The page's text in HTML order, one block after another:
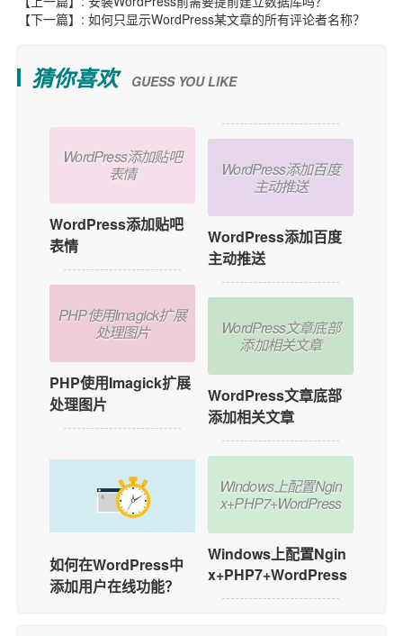
【下一篇】: 如何只显示WordPress某文章的所有评论者名称？
猜你喜欢 GUESS YOU LIKE
WordPress添加贴吧
表情
WordPress添加贴吧
表情
PHP使用Imagick扩展
处理图片
PHP使用Imagick扩展
处理图片
如何在WordPress中
添加用户在线功能？
WordPress添加百度
主动推送
WordPress添加百度
主动推送
WordPress文章底部
添加相关文章
WordPress文章底部
添加相关文章
Windows上配置Ngin
x+PHP7+WordPress
Windows上配置Ngin
x+PHP7+WordPress